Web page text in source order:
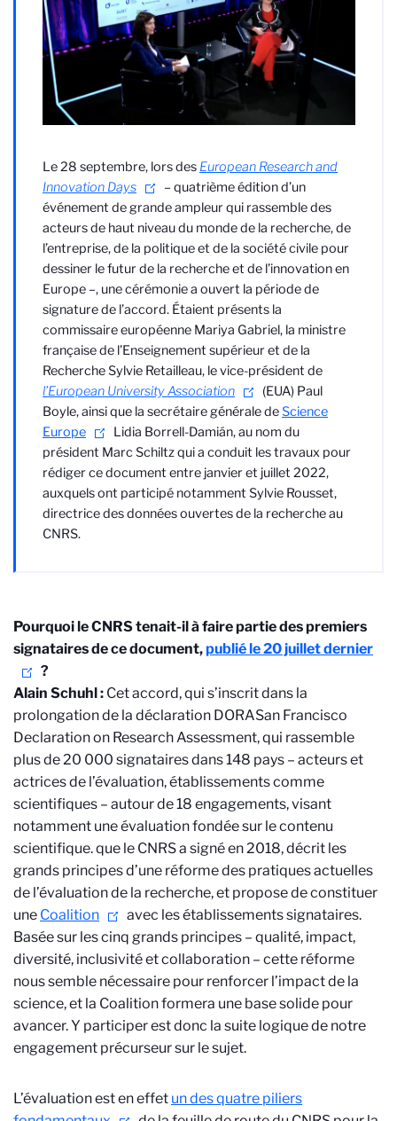
Le 28 septembre, lors des European Research and
Innovation Days
– quatrième édition d’un
événement de grande ampleur qui rassemble des
acteurs de haut niveau du monde de la recherche, de
l’entreprise, de la politique et de la société civile pour
dessiner le futur de la recherche et de l’innovation en
Europe –, une cérémonie a ouvert la période de
signature de l’accord. Étaient présents la
commissaire européenne Mariya Gabriel, la ministre
française de l’Enseignement supérieur et de la
Recherche Sylvie Retailleau, le vice-président de
l’European University Association
(EUA) Paul
Boyle, ainsi que la secrétaire générale deScience
Europe
Lidia Borrell-Damián, au nom du
président Marc Schiltz qui a conduit les travaux pour
rédiger ce document entre janvier et juillet 2022,
auxquels ont participé notamment Sylvie Rousset,
directrice des données ouvertes de la recherche au
CNRS.
Pourquoi le CNRS tenait-il à faire partie des premiers
signataires de ce document,publié le 20 juillet dernier
?
Alain Schuhl : Cet accord, qui s’inscrit dans la
prolongation de la déclaration DORASan Francisco
Declaration on Research Assessment, qui rassemble
plus de 20 000 signataires dans 148 pays – acteurs et
actrices de l’évaluation, établissements comme
scientifiques – autour de 18 engagements, visant
notamment une évaluation fondée sur le contenu
scientifique.que le CNRS a signé en 2018, décrit les
grands principes d’une réforme des pratiques actuelles
de l’évaluation de la recherche, et propose de constituer
une Coalition
avec les établissements signataires.
Basée sur les cinq grands principes – qualité, impact,
diversité, inclusivité et collaboration – cette réforme
nous semble nécessaire pour renforcer l’impact de la
science, et la Coalition formera une base solide pour
avancer. Y participer est donc la suite logique de notre
engagement précurseur sur le sujet.
L’évaluation est en effet un des quatre piliers